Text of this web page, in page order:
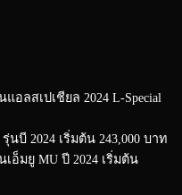
อลสเปเชียล 2024 L-Special
บี 2024 เริ่มต้น 243,000 บาท
อ็มยู MU ปี 2024 เริ่มต้น